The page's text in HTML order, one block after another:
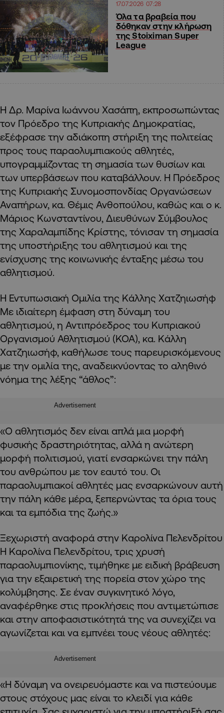
17.07.2026 07:28
Όλα τα βραβεία που
δόθηκαν στην κλήρωση
της Stoiximan Super
League
Η Δρ. Μαρίνα Ιωάννου Χασάπη, εκπροσωπώντας
τον Πρόεδρο της Κυπριακής Δημοκρατίας,
εξέφρασε την αδιάκοπη στήριξη της πολιτείας
προς τους παραολυμπιακούς αθλητές,
υπογραμμίζοντας τη σημασία των θυσίων και
των υπερβάσεων που καταβάλλουν. Η Πρόεδρος
της Κυπριακής Συνομοσπονδίας Οργανώσεων
Αναπήρων, κα. Θέμις Ανθοπούλου, καθώς και ο κ.
Μάριος Κωνσταντίνου, Διευθύνων Σύμβουλος
της Χαραλαμπίδης Κρίστης, τόνισαν τη σημασία
της υποστήριξης του αθλητισμού και της
ενίσχυσης της κοινωνικής ένταξης μέσω του
αθλητισμού.
Η Εντυπωσιακή Ομιλία της Κάλλης Χατζηιωσήφ
Με ιδιαίτερη έμφαση στη δύναμη του
αθλητισμού, η Αντιπρόεδρος του Κυπριακού
Οργανισμού Αθλητισμού (ΚΟΑ), κα. Κάλλη
Χατζηιωσήφ, καθήλωσε τους παρευρισκόμενους
με την ομιλία της, αναδεικνύοντας το αληθινό
νόημα της λέξης “άθλος”:
Advertisement
«Ο αθλητισμός δεν είναι απλά μια μορφή
φυσικής δραστηριότητας, αλλά η ανώτερη
μορφή πολιτισμού, γιατί ενσαρκώνει την πάλη
του ανθρώπου με τον εαυτό του. Οι
παραολυμπιακοί αθλητές μας ενσαρκώνουν αυτή
την πάλη κάθε μέρα, ξεπερνώντας τα όρια τους
και τα εμπόδια της ζωής.»
Ξεχωριστή αναφορά στην Καρολίνα Πελενδρίτου
Η Καρολίνα Πελενδρίτου, τρις χρυσή
παραολυμπιονίκης, τιμήθηκε με ειδική βράβευση
για την εξαιρετική της πορεία στον χώρο της
κολύμβησης. Σε έναν συγκινητικό λόγο,
αναφέρθηκε στις προκλήσεις που αντιμετώπισε
και στην αποφασιστικότητά της να συνεχίζει να
αγωνίζεται και να εμπνέει τους νέους αθλητές:
Advertisement
«Η δύναμη να ονειρευόμαστε και να πιστεύουμε
στους στόχους μας είναι το κλειδί για κάθε